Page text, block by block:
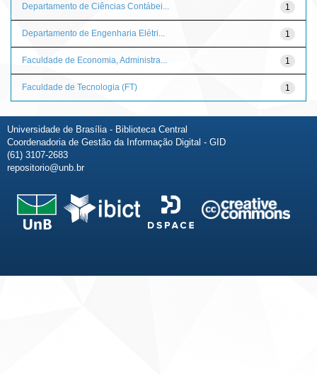
1
Departamento de Ciências Contábei...
1
Departamento de Engenharia Elétri...
1
Faculdade de Economia, Administra...
1
Faculdade de Tecnologia (FT)
Universidade de Brasília - Biblioteca Central
Coordenadoria de Gestão da Informação Digital - GID
(61) 3107-2683
repositorio@unb.br